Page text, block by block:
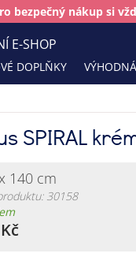
bezpečný nákup si
DOPLŇKY
E-SHOP
SPIRAL
140 cm
30158